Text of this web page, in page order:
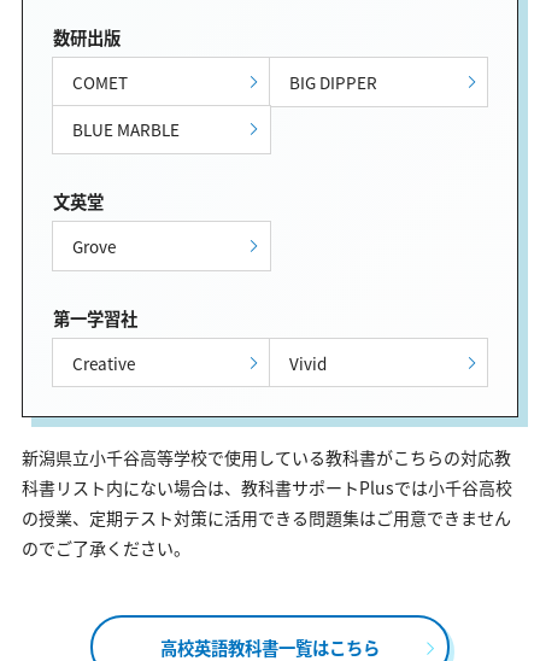
数研出版
COMET
BIG DIPPER
BLUE MARBLE
文英堂
Grove
第一学習社
Creative Vivid
新潟県立小千谷高等学校で使用している教科書がこちらの対応教
科書リスト内にない場合は、教科書サポートPlusでは小千谷高校
の授業、定期テスト対策に活用できる問題集はご用意できません
のでご了承ください。
高校英語教科書一覧はこちら